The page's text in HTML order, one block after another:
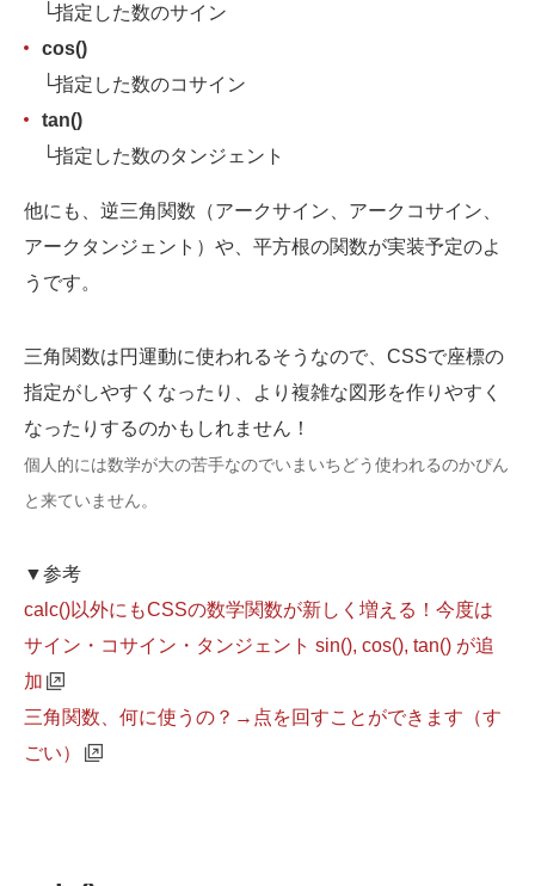
└指定した数のサイン
cos()
└指定した数のコサイン
tan()
└指定した数のタンジェント
他にも、逆三角関数（アークサイン、アークコサイン、
アークタンジェント）や、平方根の関数が実装予定のよ
うです。
三角関数は円運動に使われるそうなので、CSSで座標の
指定がしやすくなったり、より複雑な図形を作りやすく
なったりするのかもしれません！
個人的には数学が大の苦手なのでいまいちどう使われるのかぴん
と来ていません。
▼参考
calc()以外にもCSSの数学関数が新しく増える！今度は
サイン・コサイン・タンジェント sin(), cos(), tan() が追
加
三角関数、何に使うの？→点を回すことができます（す
ごい）